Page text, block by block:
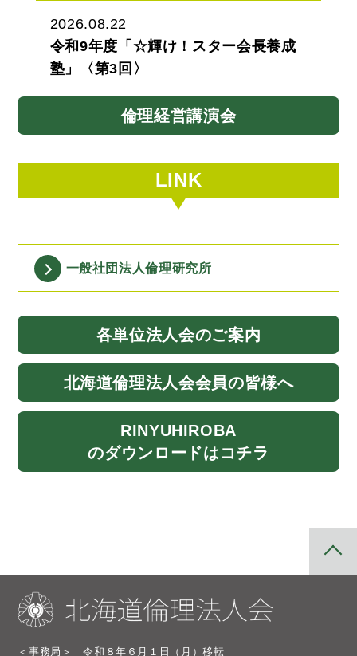
2026.08.22
令和9年度「☆輝け！スター会長養成
塾」〈第3回〉
倫理経営講演会
LINK
一般社団法人倫理研究所
各単位法人会のご案内
北海道倫理法人会会員の皆様へ
RINYUHIROBA
のダウンロードはコチラ
＜事務局＞ 令和８年６月１日（月）移転